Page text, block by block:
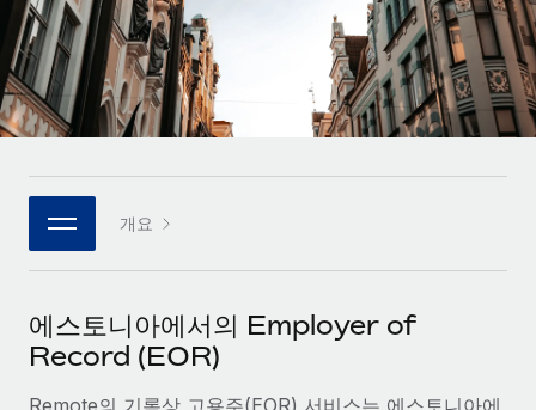
플랫폼
팀을 위한 통합된 핵심 HR 기능
연결 새로운
통합
핵심 비즈니스 도구로 프로세스를 간소화
전문가 상담
글로벌 인사 및 규정 준수 업무 처리에 전문가 지원 제공
엔터프라이즈
대기업을 위한 글로벌 HR
REMOTE 파트너 되기
플랫폼에 글로벌 HR을 유연하게 통합
Remote와의 파트너십 기회 탐색
Remote Build 곧 제공 예정
통합 및 AI 자동화 컨설팅
HR 용어집
체크리스트 및 템플릿
직무 설명 라이브러리
이벤트
급여 및 인재 인사이트
인사이트 센터
Italiano
Português (Portugal)
한국어
개요
에스토니아에서의 Employer of
Record (EOR)
Remote의 기록상 고용주(EOR) 서비스는 에스토니아에